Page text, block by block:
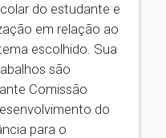
do estudante e
em relação ao
escolhido. Sua
são
Comissão
do
para o